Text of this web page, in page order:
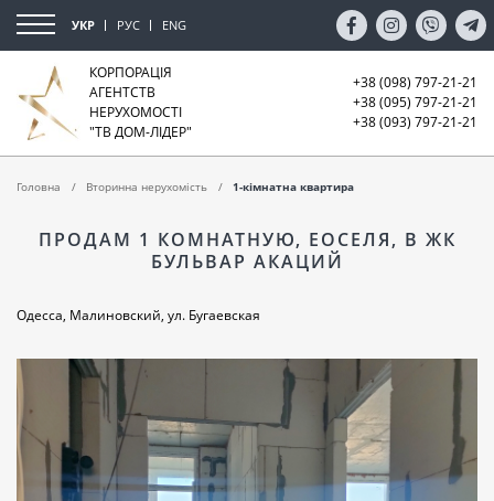
УКР РУС ENG
КОРПОРАЦІЯ
АГЕНТСТВ
НЕРУХОМОСТІ
"ТВ ДОМ-ЛІДЕР"
+38 (098) 797-21-21
+38 (095) 797-21-21
+38 (093) 797-21-21
Головна Вторинна нерухомість 1-кімнатна квартира
ПРОДАМ 1 КОМНАТНУЮ, ЕОСЕЛЯ, В ЖК
БУЛЬВАР АКАЦИЙ
Одесса, Малиновский, ул. Бугаевская